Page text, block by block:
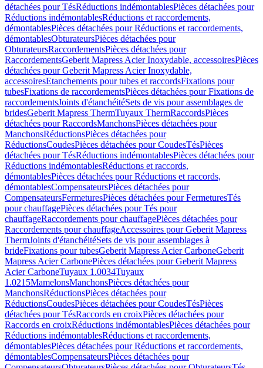
détachées pour TésRéductions indémontablesPièces détachées pour
Réductions indémontablesRéductions et raccordements,
démontablesPièces détachées pour Réductions et raccordements,
démontablesObturateursPièces détachées pour
ObturateursRaccordementsPièces détachées pour
RaccordementsGeberit Mapress Acier Inoxydable, accessoiresPièces
détachées pour Geberit Mapress Acier Inoxydable,
accessoiresEtanchements pour tubes et raccordsFixations pour
tubesFixations de raccordementsPièces détachées pour Fixations de
raccordementsJoints d'étanchéitéSets de vis pour assemblages de
bridesGeberit Mapress ThermTuyaux ThermRaccordsPièces
détachées pour RaccordsManchonsPièces détachées pour
ManchonsRéductionsPièces détachées pour
RéductionsCoudesPièces détachées pour CoudesTésPièces
détachées pour TésRéductions indémontablesPièces détachées pour
Réductions indémontablesRéductions et raccords,
démontablesPièces détachées pour Réductions et raccords,
démontablesCompensateursPièces détachées pour
CompensateursFermeturesPièces détachées pour FermeturesTés
pour chauffagePièces détachées pour Tés pour
chauffageRaccordements pour chauffagePièces détachées pour
Raccordements pour chauffageAccessoires pour Geberit Mapress
ThermJoints d'étanchéitéSets de vis pour assemblages à
brideFixations pour tubesGeberit Mapress Acier CarboneGeberit
Mapress Acier CarbonePièces détachées pour Geberit Mapress
Acier CarboneTuyaux 1.0034Tuyaux
1.0215MamelonsManchonsPièces détachées pour
ManchonsRéductionsPièces détachées pour
RéductionsCoudesPièces détachées pour CoudesTésPièces
détachées pour TésRaccords en croixPièces détachées pour
Raccords en croixRéductions indémontablesPièces détachées pour
Réductions indémontablesRéductions et raccordements,
démontablesPièces détachées pour Réductions et raccordements,
démontablesCompensateursPièces détachées pour